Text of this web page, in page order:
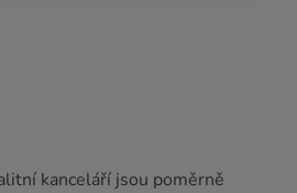
kanceláří jsou poměrně